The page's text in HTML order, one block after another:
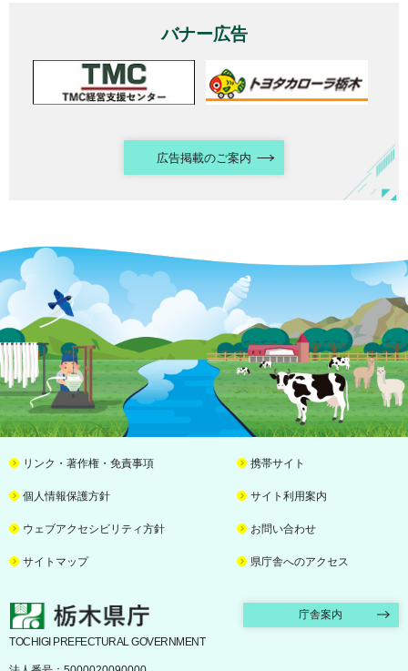
バナー広告
広告掲載のご案内
リンク・著作権・免責事項 携帯サイト
個人情報保護方針 サイト利用案内
ウェブアクセシビリティ方針 お問い合わせ
サイトマップ 県庁舎へのアクセス
栃木県庁 庁舎案内
TOCHIGI PREFECTURAL GOVERNMENT